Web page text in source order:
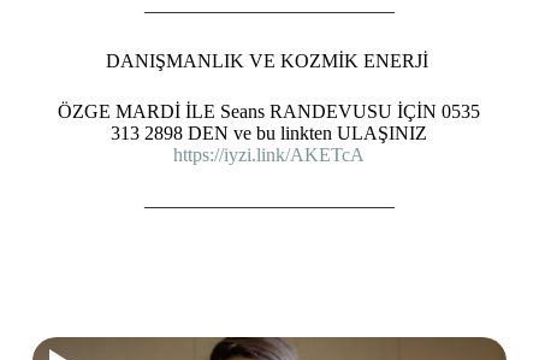
—————————————
DANIŞMANLIK VE KOZMİK ENERJİ
ÖZGE MARDİ İLE Seans RANDEVUSU İÇİN 0535
313 2898 DEN ve bu linkten ULAŞINIZ
https://iyzi.link/AKETcA
—————————————